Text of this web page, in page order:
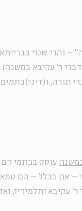
והרי שנוי
ר' עקיבא
תורה,
עוסק בכתמי דם
– אם בכלל – הם
עקיבא ותלמידיו,